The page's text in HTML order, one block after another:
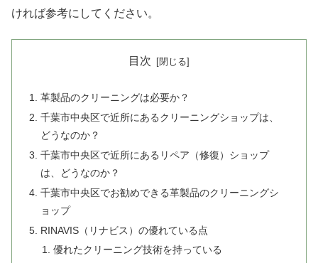
ければ参考にしてください。
目次
革製品のクリーニングは必要か？
千葉市中央区で近所にあるクリーニングショップは、
どうなのか？
千葉市中央区で近所にあるリペア（修復）ショップ
は、どうなのか？
千葉市中央区でお勧めできる革製品のクリーニングシ
ョップ
RINAVIS（リナビス）の優れている点
優れたクリーニング技術を持っている